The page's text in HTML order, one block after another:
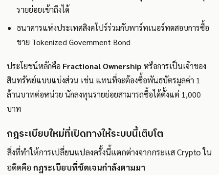
รายย่อยเข้าถึงได้
ธนาคารแห่งประเทศสิงคโปร์ร่วมกับพาร์ทเนอร์ทดสอบการซื้อ
ขาย Tokenized Government Bond
ประโยชน์หลักคือ Fractional Ownership หรือการเป็นเจ้าของ
สินทรัพย์แบบแบ่งส่วน เช่น แทนที่จะต้องซื้อพันธบัตรมูลค่า 1
ล้านบาทต่อหน่วย นักลงทุนรายย่อยสามารถซื้อได้ตั้งแต่ 1,000
บาท
กฎระเบียบใหม่ที่เปิดทางให้ระบบนี้เติบโต
สิ่งที่ทำให้การเปลี่ยนแปลงครั้งนี้แตกต่างจากกระแส Crypto ใน
อดีตคือกฎระเบียบที่ชัดเจนกำลังตามมา